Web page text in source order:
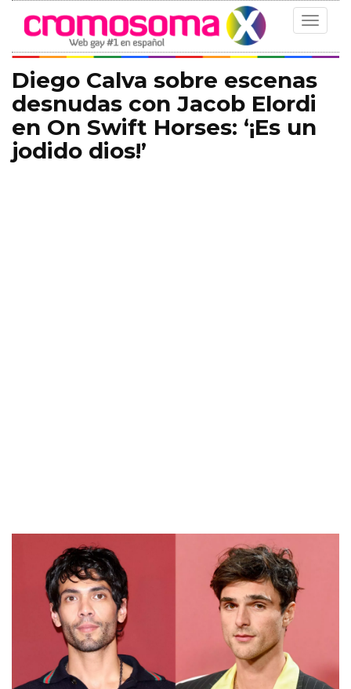
Toggle
Diego Calva sobre escenas
desnudas con Jacob Elordi
en On Swift Horses: ‘¡Es un
jodido dios!’